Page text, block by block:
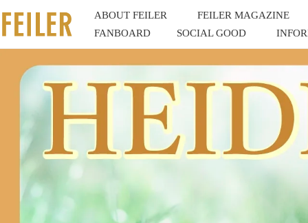
ABOUT FEILER
FEILER MAGAZINE
FANBOARD
SOCIAL GOOD